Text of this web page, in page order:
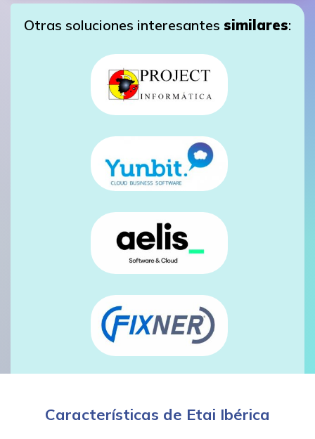
Otras soluciones interesantes similares:
Características de Etai Ibérica